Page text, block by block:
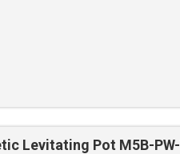
Levitating Pot M5B-